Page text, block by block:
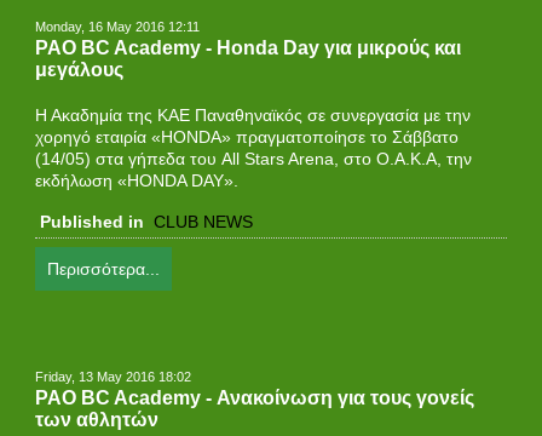
Monday, 16 May 2016 12:11
PAO BC Academy - Honda Day για μικρούς και
μεγάλους
Η Ακαδημία της ΚΑΕ Παναθηναϊκός σε συνεργασία με την
χορηγό εταιρία «HONDA» πραγματοποίησε το Σάββατο
(14/05) στα γήπεδα του All Stars Arena, στο Ο.Α.Κ.Α, την
εκδήλωση «HONDA DAY».
Published in CLUB NEWS
Περισσότερα...
Friday, 13 May 2016 18:02
PAO BC Academy - Ανακοίνωση για τους γονείς
των αθλητών